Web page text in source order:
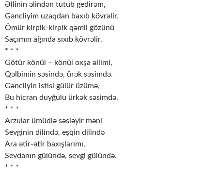
Əllinin əlindən tutub gedirəm,
Gəncliyim uzaqdan baxıb kövrəlir.
Ömür kirpik-kirpik qəmli gözünü
Saçımın ağında sıxıb kövrəlir.
* * *
Götür könül – könül oxşa əllimi,
Qəlbimin səsində, ürək səsimdə.
Gəncliyin istisi gülür üzümə,
Bu hicran duyğulu ürkək səsimdə.
* * *
Arzular ümüdlə səsləyir məni
Sevginin dilində, eşqin dilində
Ara ətir-ətir baxışlarımı,
Sevdanın gülündə, sevgi gülündə.
* * *